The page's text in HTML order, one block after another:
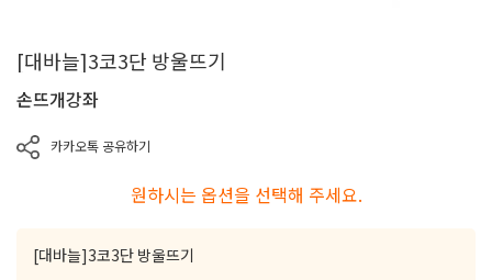
[대바늘]3코3단 방울뜨기
손뜨개강좌
카카오톡 공유하기
원하시는 옵션을 선택해 주세요.
[대바늘]3코3단 방울뜨기